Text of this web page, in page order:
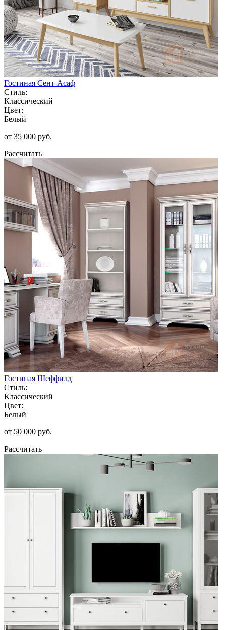
Гостиная Сент-Асаф
Стиль:
Классический
Цвет:
Белый
от 35 000 руб.
Рассчитать
Гостиная Шеффилд
Стиль:
Классический
Цвет:
Белый
от 50 000 руб.
Рассчитать